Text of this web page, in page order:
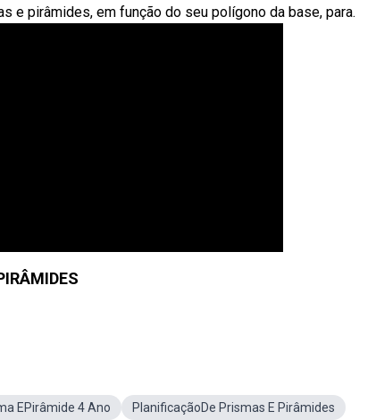
e pirâmides, em função do seu polígono da base, para.
EPirâmide 4 Ano
PlanificaçãoDe Prismas E Pirâmides